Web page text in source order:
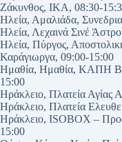
Ζάκυνθος, ΙΚΑ, 08:30-
Ηλεία, Αμαλιάδα,
Ηλεία, Λεχαινά Σινέ
Ηλεία, Πύργος,
Καράγιωργα, 09:00-15:00
Ημαθία, Ημαθία, ΚΑΠΗ
15:00
Ηράκλειο, Πλατεία Αγίας
Ηράκλειο, Πλατεία
Ηράκλειο, ISOBOX –
15:00